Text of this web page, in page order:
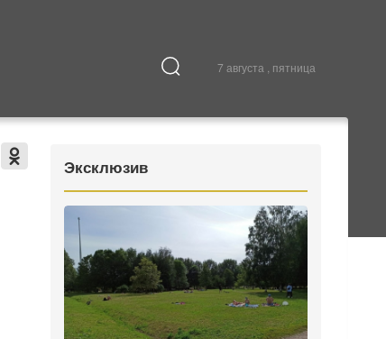
7 августа , пятница
Культура
Эксклюзив